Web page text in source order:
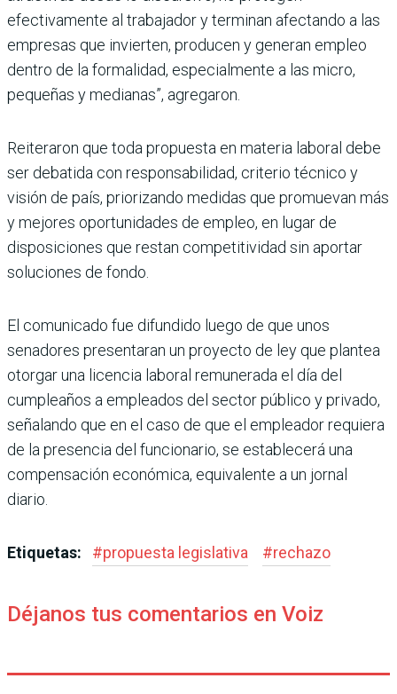
efectivamente al trabaja­dor y terminan afectando a las
empresas que invier­ten, producen y generan empleo
dentro de la forma­lidad, especialmente a las micro,
pequeñas y medianas”, agregaron.
Reiteraron que toda pro­puesta en materia labo­ral debe
ser debatida con responsabilidad, criterio técnico y
visión de país, priorizando medidas que promuevan más
y mejores oportunidades de empleo, en lugar de
disposiciones que restan competitivi­dad sin aportar
solucio­nes de fondo.
El comuni­cado fue difundido luego de que unos
senadores presentaran un proyecto de ley que plantea
otorgar una licencia laboral remu­nerada el día del
cumplea­ños a empleados del sector público y privado,
señalando que en el caso de que el empleador requiera
de la presencia del funcionario, se establecerá una
compen­sación económica, equivalente a un jornal
diario.
Etiquetas: #propuesta legislativa #rechazo
Déjanos tus comentarios en Voiz